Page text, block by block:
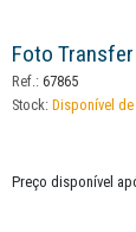
Foto
Ref.: 67865
Stock: Disponível
Preço disponível